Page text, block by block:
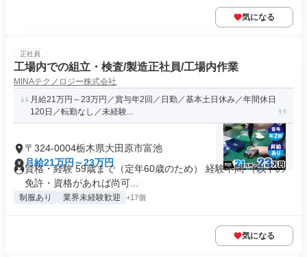
気になる
正社員
工場内での組立・検査/製造正社員/工場内作業
MINAテクノロジー株式会社
月給21万円～23万円／賞与年2回／日勤／基本土日休み／年間休日
120日／転勤なし／未経験...
〒324-0004栃木県大田原市富池
月給21万円～23万円
資格・経験 59歳まで（定年60歳のため） 経験不問 （以下の
免許・資格があれば尚可...
制服あり 業界未経験歓迎 +17個
気になる